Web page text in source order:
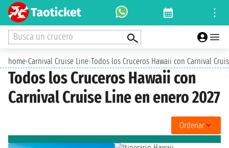
Busca un crucero
home›Carnival Cruise Line›Todos los Cruceros Hawaii con Carnival
Todos los Cruceros Hawaii con
Carnival Cruise Line en enero 2027
Ordenar